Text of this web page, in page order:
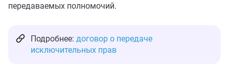
передаваемых полномочий.
Подробнее: договор о передаче
исключительных прав